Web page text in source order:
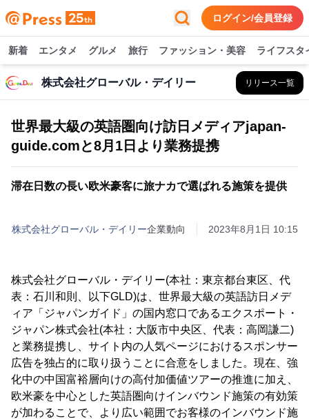
ログイン/会員登録
新着 エンタメ グルメ 旅行 ファッション・美容 ライフスタ
株式会社グローバル・デイリー リリース一覧
世界最大級の英語圏向け訪日メディアjapan-
guide.comと8月1日より業務提携
滞在日数の長い欧米豪客に旅ナカで選ばれる施策を提供
株式会社グローバル・デイリー企業動向 2023年8月1日 10:15
株式会社グローバル・デイリー(本社：東京都台東区、代
表：石川和則、以下GLD)は、世界最大級の英語訪日メデ
ィア「ジャパンガイド」の国内窓口であるエクスポート・
ジャパン株式会社(本社：大阪市中央区、代表：高岡謙二)
と業務提携し、サイト内の人気ページにおけるスポンサー
広告を独占的に取り扱うことに合意をしました。現在、強
化中の中国富裕層向けの高付加価値ツアーの推進に加え、
欧米豪を中心とした英語圏向けインバウンド施策の有効策
が加わることで、より広い範囲でお客様のインバウンド施